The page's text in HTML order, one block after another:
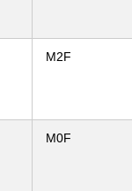
M2F
M0F